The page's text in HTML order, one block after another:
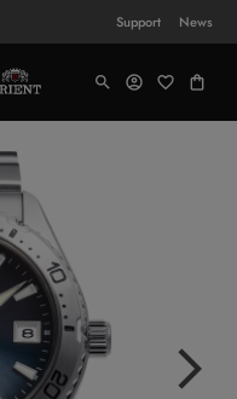
Support News